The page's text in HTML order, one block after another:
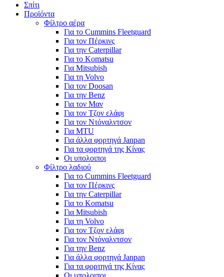
Σπίτι
Προϊόντα
Φίλτρο αέρα
Για το Cummins Fleetguard
Για τον Πέρκινς
Για την Caterpillar
Για το Komatsu
Για Mitsubish
Για τη Volvo
Για τον Doosan
Για την Benz
Για τον Μαν
Για τον Τζον ελάφι
Για τον Ντόναλντσον
Για MTU
Για άλλα φορτηγά Janpan
Για τα φορτηγά της Κίνας
Οι υπολοιποι
Φίλτρο λαδιού
Για το Cummins Fleetguard
Για τον Πέρκινς
Για την Caterpillar
Για το Komatsu
Για Mitsubish
Για τη Volvo
Για τον Τζον ελάφι
Για τον Ντόναλντσον
Για την Benz
Για άλλα φορτηγά Janpan
Για τα φορτηγά της Κίνας
Οι υπολοιποι